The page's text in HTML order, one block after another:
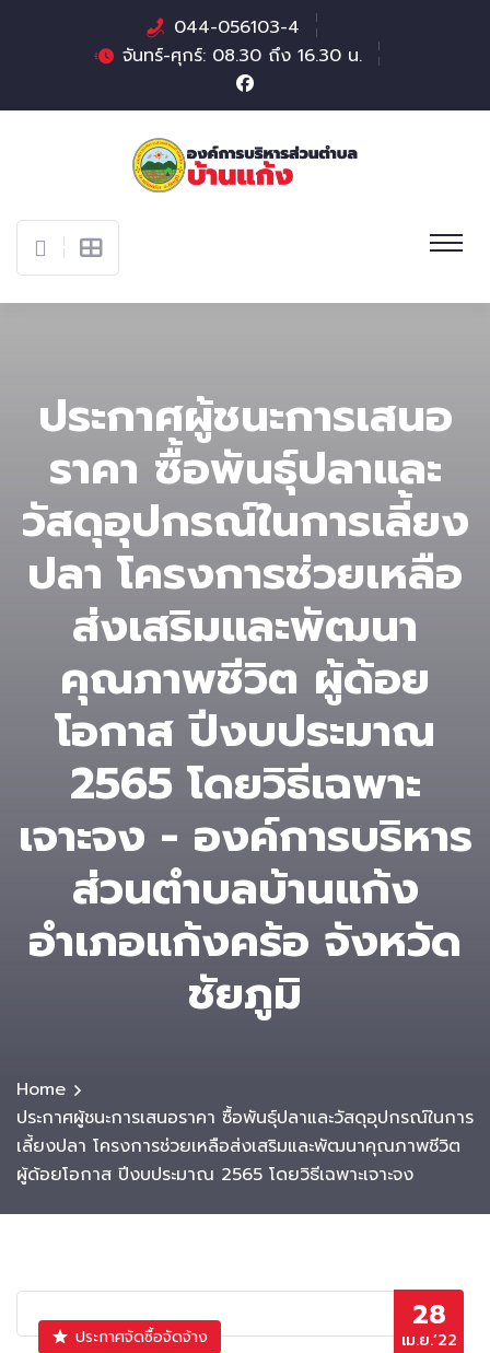
044-056103-4
จันทร์-ศุกร์: 08.30 ถึง 16.30 น.
ประกาศผู้ชนะการเสนอ
ราคา ซื้อพันธุ์ปลาและ
วัสดุอุปกรณ์ในการเลี้ยง
ปลา โครงการช่วยเหลือ
ส่งเสริมและพัฒนา
คุณภาพชีวิต ผู้ด้อย
โอกาส ปีงบประมาณ
2565 โดยวิธีเฉพาะ
เจาะจง - องค์การบริหาร
ส่วนตําบลบ้านแก้ง
อำเภอแก้งคร้อ จังหวัด
ชัยภูมิ
Home
ประกาศผู้ชนะการเสนอราคา ซื้อพันธุ์ปลาและวัสดุอุปกรณ์ในการ
เลี้ยงปลา โครงการช่วยเหลือส่งเสริมและพัฒนาคุณภาพชีวิต
ผู้ด้อยโอกาส ปีงบประมาณ 2565 โดยวิธีเฉพาะเจาะจง
28
เม.ย.’22
ประกาศจัดซื้อจัดจ้าง